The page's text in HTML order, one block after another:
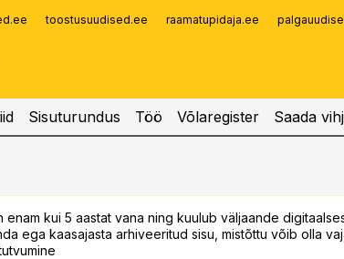
toostusuudised.ee raamatupidaja.ee
Sisuturundus Töö Võlaregister Saada
enam kui 5 aastat vana ning kuulub väljaande
ega kaasajasta arhiveeritud sisu, mistõttu võib olla